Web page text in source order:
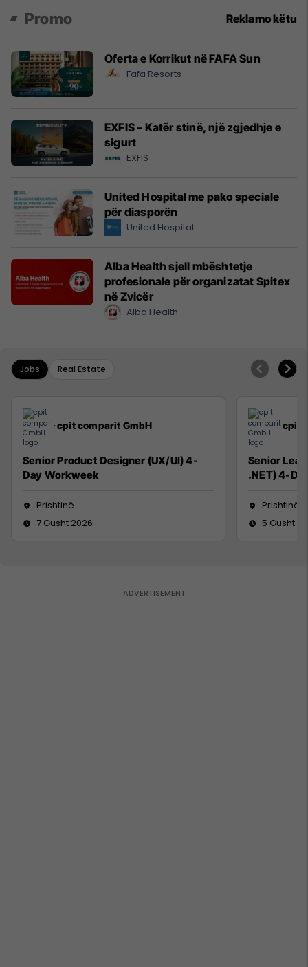
Promo Reklamo këtu
Oferta e Korrikut në FAFA Sun
Fafa Resorts
EXFIS – Katër stinë, një zgjedhje e
sigurt
EXFIS
United Hospital me pako speciale
për diasporën
United Hospital
Alba Health sjell mbështetje
profesionale për organizatat Spitex
në Zvicër
Alba Health
Jobs Real Estate
cpit comparit GmbH
Senior Product Designer (UX/UI) 4-
Day Workweek
Prishtinë
7 Gusht 2026
cpit
Senior
.NET) 4-
Prishtinë
5 Gusht